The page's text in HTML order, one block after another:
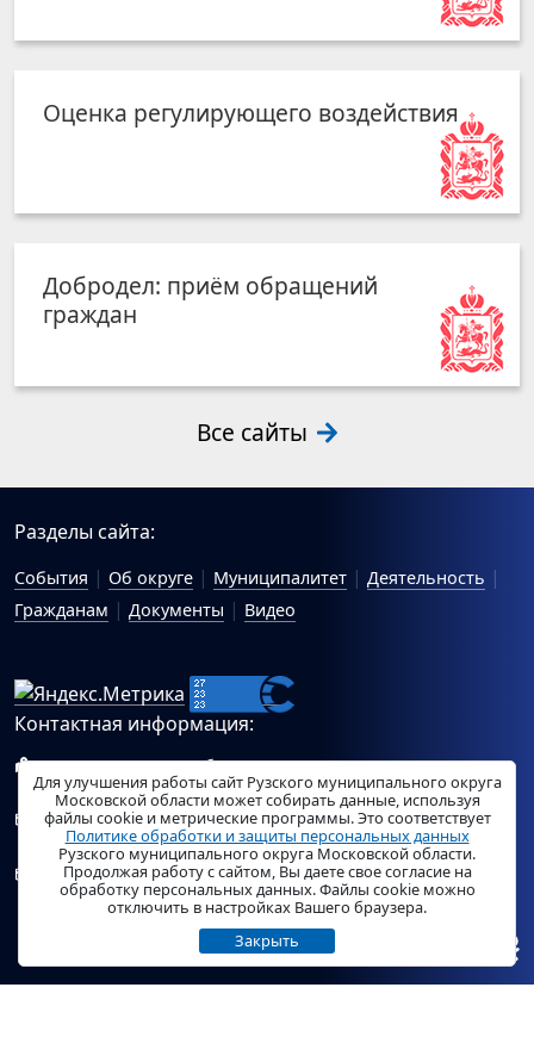
Оценка регулирующего воздействия
Добродел: приём обращений
граждан
Все сайты
Разделы сайта:
События Об округе Муниципалитет
Деятельность
Гражданам
Документы Видео
Контактная информация:
143100, Московская область, г.Руза, ул.Солнцева, 11
Схема проезда
Общий отдел Администрации Рузского муниципального
округа:ruza_region_ruza@mosreg.ru.
Отдел по работе с обращениями граждан Администрации
Рузского муниципального округа:ruza_og_argo@mosreg.ru
Для улучшения работы сайт Рузского муниципального округа
Московской области может собирать данные, используя
файлы cookie и метрические программы. Это соответствует
Политике обработки и защиты персональных данных
Рузского муниципального округа Московской области.
Продолжая работу с сайтом, Вы даете свое согласие на
обработку персональных данных. Файлы cookie можно
отключить в настройках Вашего браузера.
Закрыть